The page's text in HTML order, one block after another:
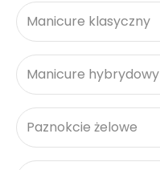
Manicure klasyczny
Manicure hybrydowy
Paznokcie żelowe